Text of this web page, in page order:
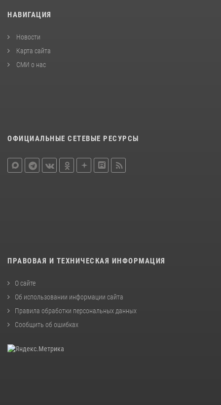
НАВИГАЦИЯ
Новости
Карта сайта
СМИ о нас
ОФИЦИАЛЬНЫЕ СЕТЕВЫЕ РЕСУРСЫ
ПРАВОВАЯ И ТЕХНИЧЕСКАЯ ИНФОРМАЦИЯ
О сайте
Об использовании информации сайта
Правила обработки персональных данных
Сообщить об ошибках